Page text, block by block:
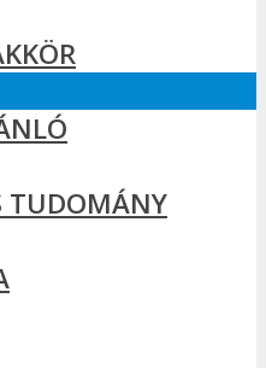
TUDOMÁNY